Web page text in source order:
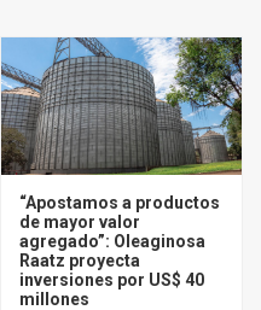
“Apostamos a productos
de mayor valor
agregado”: Oleaginosa
Raatz proyecta
inversiones por US$ 40
millones